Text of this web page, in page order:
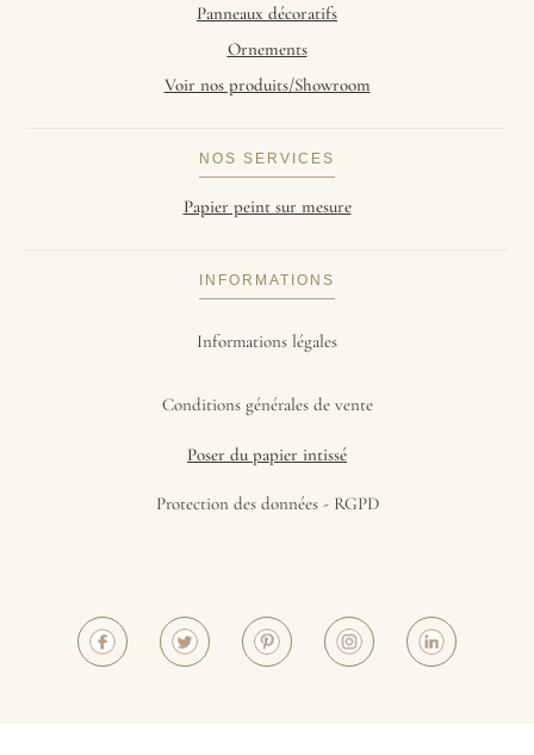
Panneaux décoratifs
Ornements
Voir nos produits/Showroom
NOS SERVICES
Papier peint sur mesure
INFORMATIONS
Informations légales
Conditions générales de vente
Poser du papier intissé
Protection des données - RGPD